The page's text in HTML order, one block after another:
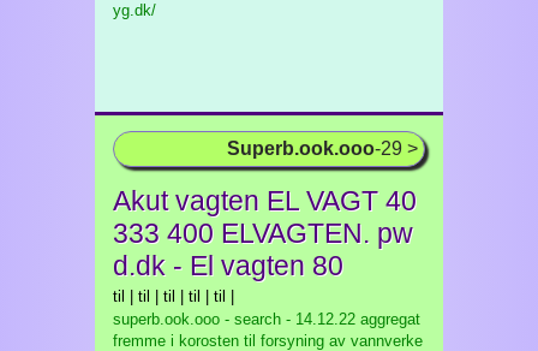
yg.dk/
Superb.ook.ooo-29 >
Akut vagten EL VAGT 40
333 400 ELVAGTEN. pw
d.dk - El vagten 80
til | til | til | til | til |
superb.ook.ooo - search - 14.12.22 aggregat
fremme i korosten til forsyning av vannverke